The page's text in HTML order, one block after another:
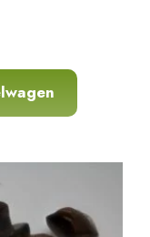
split kralen, ca.85gr.